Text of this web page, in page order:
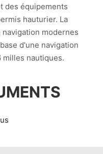
des équipements
hauturier. La
modernes
d'une navigation
milles nautiques.